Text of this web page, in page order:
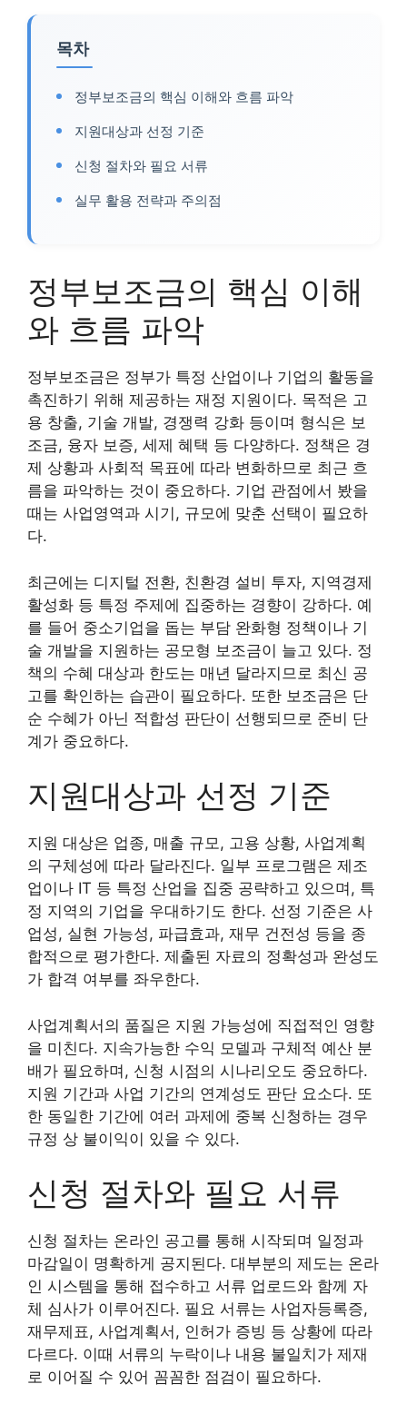
목차
정부보조금의 핵심 이해와 흐름 파악
지원대상과 선정 기준
신청 절차와 필요 서류
실무 활용 전략과 주의점
정부보조금의 핵심 이해
와 흐름 파악
정부보조금은 정부가 특정 산업이나 기업의 활동을
촉진하기 위해 제공하는 재정 지원이다. 목적은 고
용 창출, 기술 개발, 경쟁력 강화 등이며 형식은 보
조금, 융자 보증, 세제 혜택 등 다양하다. 정책은 경
제 상황과 사회적 목표에 따라 변화하므로 최근 흐
름을 파악하는 것이 중요하다. 기업 관점에서 봤을
때는 사업영역과 시기, 규모에 맞춘 선택이 필요하
다.
최근에는 디지털 전환, 친환경 설비 투자, 지역경제
활성화 등 특정 주제에 집중하는 경향이 강하다. 예
를 들어 중소기업을 돕는 부담 완화형 정책이나 기
술 개발을 지원하는 공모형 보조금이 늘고 있다. 정
책의 수혜 대상과 한도는 매년 달라지므로 최신 공
고를 확인하는 습관이 필요하다. 또한 보조금은 단
순 수혜가 아닌 적합성 판단이 선행되므로 준비 단
계가 중요하다.
지원대상과 선정 기준
지원 대상은 업종, 매출 규모, 고용 상황, 사업계획
의 구체성에 따라 달라진다. 일부 프로그램은 제조
업이나 IT 등 특정 산업을 집중 공략하고 있으며, 특
정 지역의 기업을 우대하기도 한다. 선정 기준은 사
업성, 실현 가능성, 파급효과, 재무 건전성 등을 종
합적으로 평가한다. 제출된 자료의 정확성과 완성도
가 합격 여부를 좌우한다.
사업계획서의 품질은 지원 가능성에 직접적인 영향
을 미친다. 지속가능한 수익 모델과 구체적 예산 분
배가 필요하며, 신청 시점의 시나리오도 중요하다.
지원 기간과 사업 기간의 연계성도 판단 요소다. 또
한 동일한 기간에 여러 과제에 중복 신청하는 경우
규정 상 불이익이 있을 수 있다.
신청 절차와 필요 서류
신청 절차는 온라인 공고를 통해 시작되며 일정과
마감일이 명확하게 공지된다. 대부분의 제도는 온라
인 시스템을 통해 접수하고 서류 업로드와 함께 자
체 심사가 이루어진다. 필요 서류는 사업자등록증,
재무제표, 사업계획서, 인허가 증빙 등 상황에 따라
다르다. 이때 서류의 누락이나 내용 불일치가 제재
로 이어질 수 있어 꼼꼼한 점검이 필요하다.